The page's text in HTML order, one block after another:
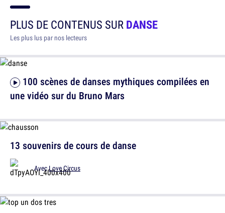
PLUS DE CONTENUS SURDANSE
Les plus lus par nos lecteurs
une vidéo sur du Bruno Mars
13 souvenirs de cours de danse
AvecLove Circus